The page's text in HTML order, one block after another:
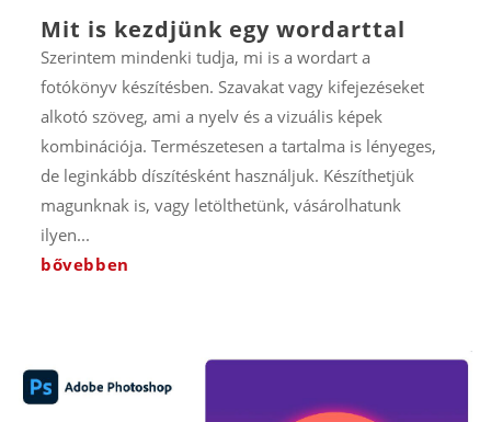
Mit is kezdjünk egy wordarttal
Szerintem mindenki tudja, mi is a wordart a
fotókönyv készítésben. Szavakat vagy kifejezéseket
alkotó szöveg, ami a nyelv és a vizuális képek
kombinációja. Természetesen a tartalma is lényeges,
de leginkább díszítésként használjuk. Készíthetjük
magunknak is, vagy letölthetünk, vásárolhatunk
ilyen...
bővebben